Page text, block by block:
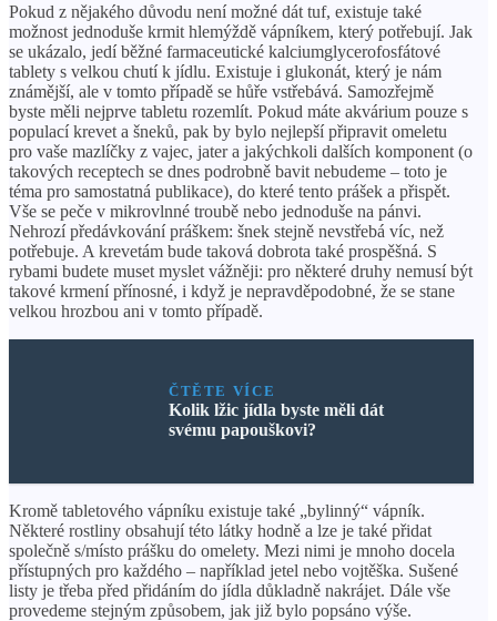
Pokud z nějakého důvodu není možné dát tuf, existuje také
možnost jednoduše krmit hlemýždě vápníkem, který potřebují. Jak
se ukázalo, jedí běžné farmaceutické kalciumglycerofosfátové
tablety s velkou chutí k jídlu. Existuje i glukonát, který je nám
známější, ale v tomto případě se hůře vstřebává. Samozřejmě
byste měli nejprve tabletu rozemlít. Pokud máte akvárium pouze s
populací krevet a šneků, pak by bylo nejlepší připravit omeletu
pro vaše mazlíčky z vajec, jater a jakýchkoli dalších komponent (o
takových receptech se dnes podrobně bavit nebudeme – toto je
téma pro samostatná publikace), do které tento prášek a přispět.
Vše se peče v mikrovlnné troubě nebo jednoduše na pánvi.
Nehrozí předávkování práškem: šnek stejně nevstřebá víc, než
potřebuje. A krevetám bude taková dobrota také prospěšná. S
rybami budete muset myslet vážněji: pro některé druhy nemusí být
takové krmení přínosné, i když je nepravděpodobné, že se stane
velkou hrozbou ani v tomto případě.
ČTĚTE VÍCE
Kolik lžic jídla byste měli dát
svému papouškovi?
Kromě tabletového vápníku existuje také „bylinný“ vápník.
Některé rostliny obsahují této látky hodně a lze je také přidat
společně s/místo prášku do omelety. Mezi nimi je mnoho docela
přístupných pro každého – například jetel nebo vojtěška. Sušené
listy je třeba před přidáním do jídla důkladně nakrájet. Dále vše
provedeme stejným způsobem, jak již bylo popsáno výše.